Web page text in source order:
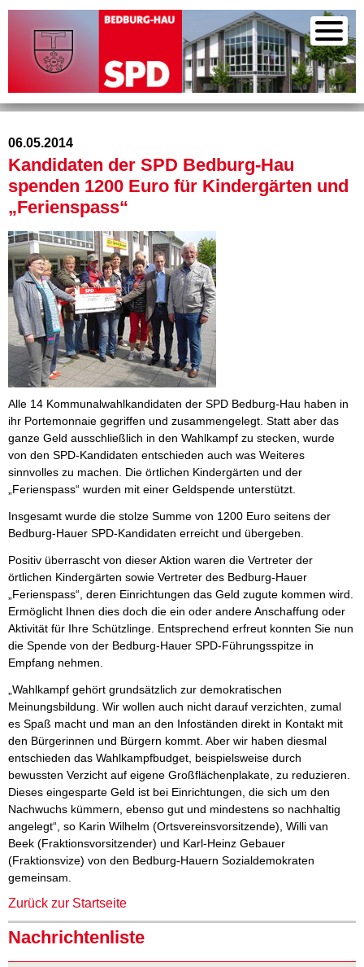
06.05.2014
Kandidaten der SPD Bedburg-Hau
spenden 1200 Euro für Kindergärten und
„Ferienspass“
Alle 14 Kommunalwahlkandidaten der SPD Bedburg-Hau haben in
ihr Portemonnaie gegriffen und zusammengelegt. Statt aber das
ganze Geld ausschließlich in den Wahlkampf zu stecken, wurde
von den SPD-Kandidaten entschieden auch was Weiteres
sinnvolles zu machen. Die örtlichen Kindergärten und der
„Ferienspass“ wurden mit einer Geldspende unterstützt.
Insgesamt wurde die stolze Summe von 1200 Euro seitens der
Bedburg-Hauer SPD-Kandidaten erreicht und übergeben.
Positiv überrascht von dieser Aktion waren die Vertreter der
örtlichen Kindergärten sowie Vertreter des Bedburg-Hauer
„Ferienspass“, deren Einrichtungen das Geld zugute kommen wird.
Ermöglicht Ihnen dies doch die ein oder andere Anschaffung oder
Aktivität für Ihre Schützlinge. Entsprechend erfreut konnten Sie nun
die Spende von der Bedburg-Hauer SPD-Führungsspitze in
Empfang nehmen.
„Wahlkampf gehört grundsätzlich zur demokratischen
Meinungsbildung. Wir wollen auch nicht darauf verzichten, zumal
es Spaß macht und man an den Infoständen direkt in Kontakt mit
den Bürgerinnen und Bürgern kommt. Aber wir haben diesmal
entschieden das Wahlkampfbudget, beispielsweise durch
bewussten Verzicht auf eigene Großflächenplakate, zu reduzieren.
Dieses eingesparte Geld ist bei Einrichtungen, die sich um den
Nachwuchs kümmern, ebenso gut und mindestens so nachhaltig
angelegt“, so Karin Wilhelm (Ortsvereinsvorsitzende), Willi van
Beek (Fraktionsvorsitzender) und Karl-Heinz Gebauer
(Fraktionsvize) von den Bedburg-Hauern Sozialdemokraten
gemeinsam.
Zurück zur Startseite
Nachrichtenliste